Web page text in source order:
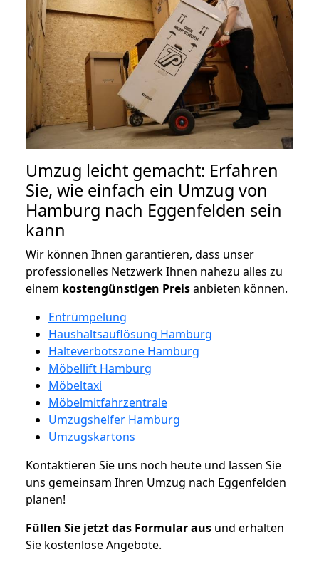
Umzug leicht gemacht: Erfahren
Sie, wie einfach ein Umzug von
Hamburg nach Eggenfelden sein
kann
Wir können Ihnen garantieren, dass unser
professionelles Netzwerk Ihnen nahezu alles zu
einem kostengünstigen Preisanbieten können.
Entrümpelung
Haushaltsauflösung Hamburg
Halteverbotszone Hamburg
Möbellift Hamburg
Möbeltaxi
Möbelmitfahrzentrale
Umzugshelfer Hamburg
Umzugskartons
Kontaktieren Sie uns noch heute und lassen Sie
uns gemeinsam Ihren Umzug nach Eggenfelden
planen!
Füllen Sie jetzt das Formular aus und erhalten
Sie kostenlose Angebote.